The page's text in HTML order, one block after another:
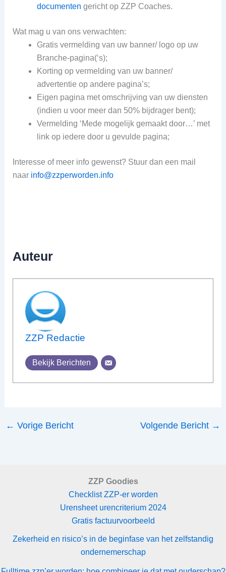
documenten gericht op ZZP Coaches.
Wat mag u van ons verwachten:
Gratis vermelding van uw banner/ logo op uw
Branche-pagina(‘s);
Korting op vermelding van uw banner/
advertentie op andere pagina’s;
Eigen pagina met omschrijving van uw diensten
(indien u voor meer dan 50% bijdrager bent);
Vermelding ‘Mede mogelijk gemaakt door…’ met
link op iedere door u gevulde pagina;
Interesse of meer info gewenst? Stuur dan een mail
naar info@zzperworden.info
Auteur
ZZP Redactie
Bekijk Berichten
← Vorige Bericht Volgende Bericht →
ZZP Goodies
Checklist ZZP-er worden
Urensheet urencriterium 2024
Gratis factuurvoorbeeld
Zekerheid en risico’s in de beginfase van het zelfstandig
ondernemerschap